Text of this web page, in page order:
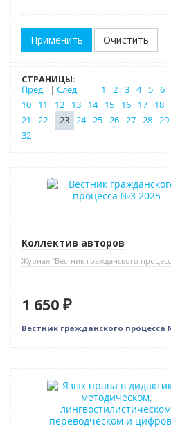
Очистить
СТРАНИЦЫ:
Пред
| След 1 2 3 4 5 6
10
11 12 13 14 15 16 17 18
21
22 23 24 25 26 27 28 29
32
Новинка
Коллектив авторов
Журнал "Вестник гражданского
1 650 ₽
Вестник гражданского процесса
Новинка